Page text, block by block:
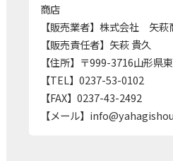
商店
【販売業者】株式会社 矢萩
【販売責任者】矢萩 貴久
【住所】〒999-3716山形県
【TEL】0237-53-0102
【FAX】0237-43-2492
【メール】